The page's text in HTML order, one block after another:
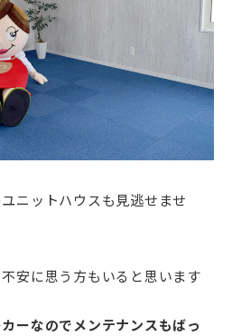
ニットハウスも見逃せませ
不安に思う方もいると思います
ーなのでメンテナンスもばっ